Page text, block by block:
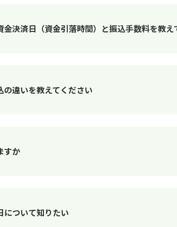
決済日（資金引落時間）と振込手数料を教え
違いを教えてください
すか
について知りたい